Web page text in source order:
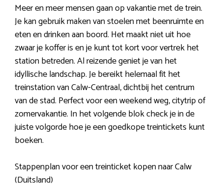
Meer en meer mensen gaan op vakantie met de trein.
Je kan gebruik maken van stoelen met beenruimte en
eten en drinken aan boord. Het maakt niet uit hoe
zwaar je koffer is en je kunt tot kort voor vertrek het
station betreden. Al reizende geniet je van het
idyllische landschap. Je bereikt helemaal fit het
treinstation van Calw-Centraal, dichtbij het centrum
van de stad. Perfect voor een weekend weg, citytrip of
zomervakantie. In het volgende blok check je in de
juiste volgorde hoe je een goedkope treintickets kunt
boeken.
Stappenplan voor een treinticket kopen naar Calw
(Duitsland)